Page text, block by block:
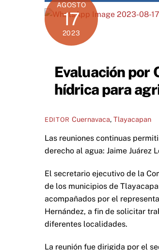
AGOSTO
17
2023
Evaluación por
hídrica para
EDITOR Cuernavaca, Tlayacapan
Las reuniones continuas
derecho al agua: Jaime Juárez
El secretario ejecutivo de la
de los municipios de
acompañados por el
Hernández, a fin de solicitar
diferentes localidades.
La reunión fue dirigida por el